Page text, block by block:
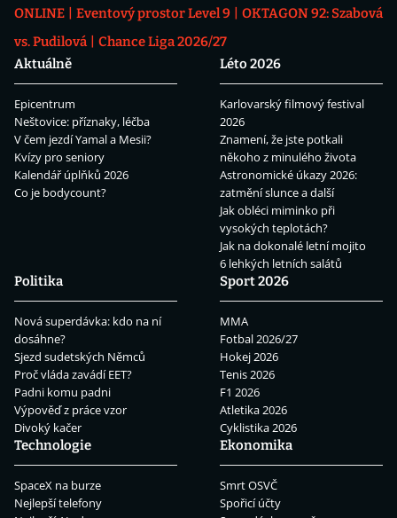
ONLINE
Eventový prostor Level 9
OKTAGON 92: Szabová
vs. Pudilová
Chance Liga 2026/27
Aktuálně
Epicentrum
Neštovice: příznaky, léčba
V čem jezdí Yamal a Mesii?
Kvízy pro seniory
Kalendář úplňků 2026
Co je bodycount?
Léto 2026
Karlovarský filmový festival
2026
Znamení, že jste potkali
někoho z minulého života
Astronomické úkazy 2026:
zatmění slunce a další
Jak obléci miminko při
vysokých teplotách?
Jak na dokonalé letní mojito
6 lehkých letních salátů
Politika
Nová superdávka: kdo na ní
dosáhne?
Sjezd sudetských Němců
Proč vláda zavádí EET?
Padni komu padni
Výpověď z práce vzor
Divoký kačer
Sport 2026
MMA
Fotbal 2026/27
Hokej 2026
Tenis 2026
F1 2026
Atletika 2026
Cyklistika 2026
Technologie
SpaceX na burze
Nejlepší telefony
Ekonomika
Smrt OSVČ
Spořicí účty